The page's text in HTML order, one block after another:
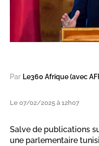
Par Le360 Afrique (avec
Le 07/02/2025 à 12h07
Salve de publications
une parlementaire